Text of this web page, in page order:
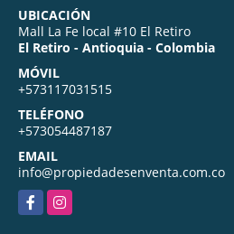
UBICACIÓN
Mall La Fe local #10 El Retiro
El Retiro - Antioquia - Colombia
MÓVIL
+573117031515
TELÉFONO
+573054487187
EMAIL
info@propiedadesenventa.com.co
FacebookInstagram